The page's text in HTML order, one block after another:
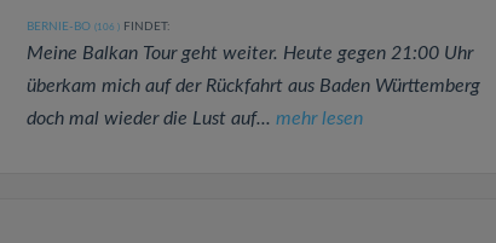
BERNIE-BO (106 )FINDET:
Meine Balkan Tour geht weiter. Heute gegen 21:00 Uhr
überkam mich auf der Rückfahrt aus Baden Württemberg
doch mal wieder die Lust auf... mehr lesen